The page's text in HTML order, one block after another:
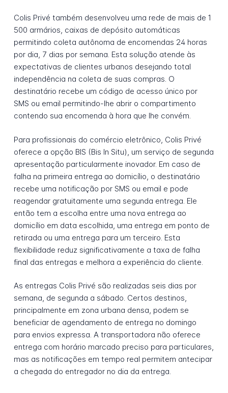
Colis Privé também desenvolveu uma rede de mais de 1
500 armários, caixas de depósito automáticas
permitindo coleta autônoma de encomendas 24 horas
por dia, 7 dias por semana. Esta solução atende às
expectativas de clientes urbanos desejando total
independência na coleta de suas compras. O
destinatário recebe um código de acesso único por
SMS ou email permitindo-lhe abrir o compartimento
contendo sua encomenda à hora que lhe convém.
Para profissionais do comércio eletrônico, Colis Privé
oferece a opção BIS (Bis In Situ), um serviço de segunda
apresentação particularmente inovador. Em caso de
falha na primeira entrega ao domicílio, o destinatário
recebe uma notificação por SMS ou email e pode
reagendar gratuitamente uma segunda entrega. Ele
então tem a escolha entre uma nova entrega ao
domicílio em data escolhida, uma entrega em ponto de
retirada ou uma entrega para um terceiro. Esta
flexibilidade reduz significativamente a taxa de falha
final das entregas e melhora a experiência do cliente.
As entregas Colis Privé são realizadas seis dias por
semana, de segunda a sábado. Certos destinos,
principalmente em zona urbana densa, podem se
beneficiar de agendamento de entrega no domingo
para envios expressa. A transportadora não oferece
entrega com horário marcado preciso para particulares,
mas as notificações em tempo real permitem antecipar
a chegada do entregador no dia da entrega.